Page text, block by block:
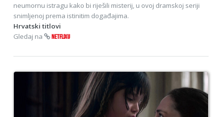
neumornu istragu kako bi riješili misterij, u ovoj dramskoj seriji
snimljenoj prema istinitim događajima.
Hrvatski titlovi
Gledaj na
NETFLIXU